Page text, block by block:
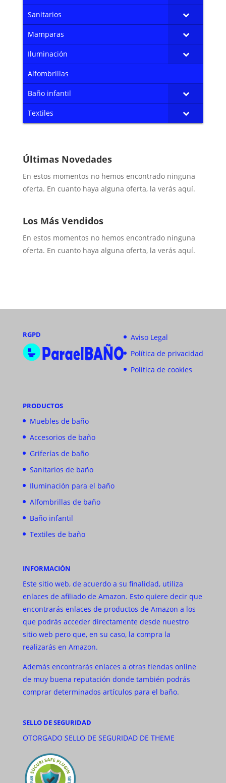
Sanitarios
Mamparas
Iluminación
Alfombrillas
Baño infantil
Textiles
Últimas Novedades
En estos momentos no hemos encontrado ninguna
oferta. En cuanto haya alguna oferta, la verás aquí.
Los Más Vendidos
En estos momentos no hemos encontrado ninguna
oferta. En cuanto haya alguna oferta, la verás aquí.
RGPD
Aviso Legal
Política de privacidad
Política de cookies
PRODUCTOS
Muebles de baño
Accesorios de baño
Griferías de baño
Sanitarios de baño
Iluminación para el baño
Alfombrillas de baño
Baño infantil
Textiles de baño
INFORMACIÓN
Este sitio web, de acuerdo a su finalidad, utiliza
enlaces de afiliado de Amazon. Esto quiere decir que
encontrarás enlaces de productos de Amazon a los
que podrás acceder directamente desde nuestro
sitio web pero que, en su caso, la compra la
realizarás en Amazon.
Además encontrarás enlaces a otras tiendas online
de muy buena reputación donde también podrás
comprar determinados artículos para el baño.
SELLO DE SEGURIDAD
OTORGADO SELLO DE SEGURIDAD DE THEME